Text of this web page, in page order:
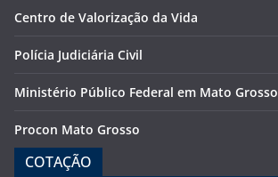
Centro de Valorização da Vida
Polícia Judiciária Civil
Ministério Público Federal em Mato Grosso
Procon Mato Grosso
COTAÇÃO